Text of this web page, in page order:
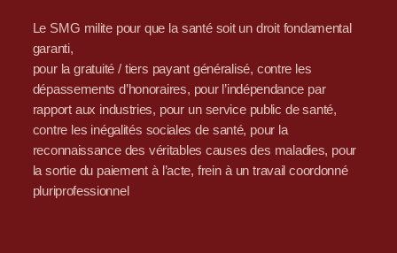
Le SMG milite pour que la santé soit un droit fondamental
garanti,
pour la gratuité / tiers payant généralisé, contre les
dépassements d’honoraires, pour l’indépendance par
rapport aux industries, pour un service public de santé,
contre les inégalités sociales de santé, pour la
reconnaissance des véritables causes des maladies, pour
la sortie du paiement à l’acte, frein à un travail coordonné
pluriprofessionnel